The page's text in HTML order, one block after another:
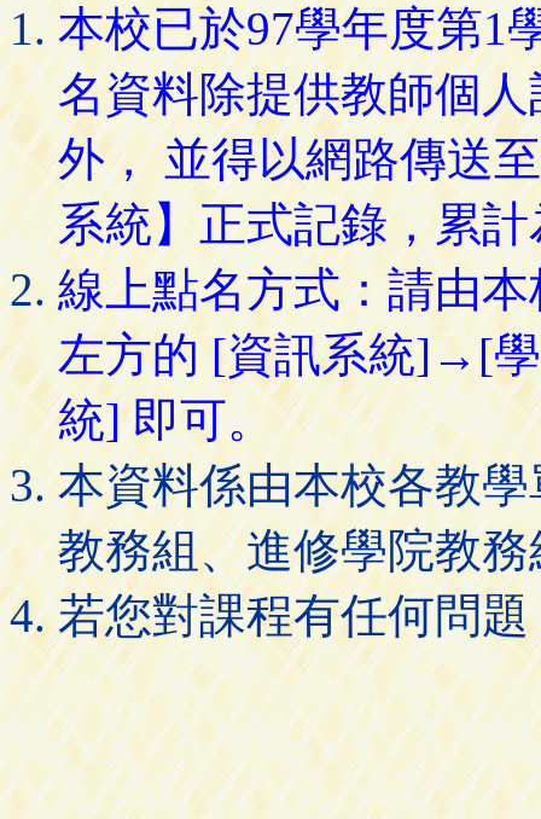
本校已於97學年度第1
名資料除提供教師個
外， 並得以網路傳送
系統】正式記錄，累
線上點名方式：請由
左方的 [資訊系統]→[
統] 即可。
本資料係由本校各教
教務組、進修學院教
若您對課程有任何問